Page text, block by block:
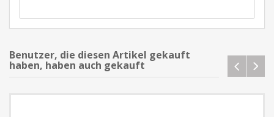
Benutzer, die diesen Artikel gekauft
haben, haben auch gekauft